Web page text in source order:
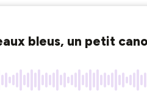
bleus, un petit